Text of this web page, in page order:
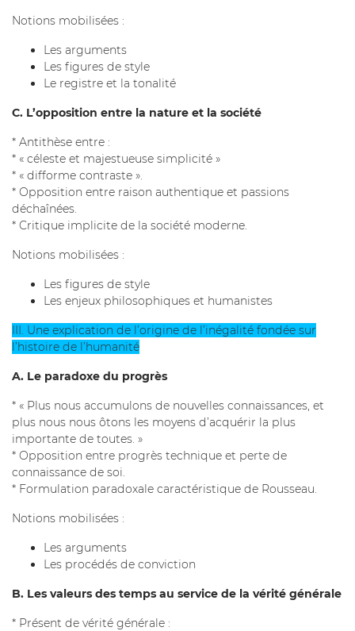
Notions mobilisées :
Les arguments
Les figures de style
Le registre et la tonalité
C. L’opposition entre la nature et la société
* Antithèse entre :
* « céleste et majestueuse simplicité »
* « difforme contraste ».
* Opposition entre raison authentique et passions
déchaînées.
* Critique implicite de la société moderne.
Notions mobilisées :
Les figures de style
Les enjeux philosophiques et humanistes
III. Une explication de l’origine de l’inégalité fondée sur
l’histoire de l’humanité
A. Le paradoxe du progrès
* « Plus nous accumulons de nouvelles connaissances, et
plus nous nous ôtons les moyens d’acquérir la plus
importante de toutes. »
* Opposition entre progrès technique et perte de
connaissance de soi.
* Formulation paradoxale caractéristique de Rousseau.
Notions mobilisées :
Les arguments
Les procédés de conviction
B. Les valeurs des temps au service de la vérité générale
* Présent de vérité générale :